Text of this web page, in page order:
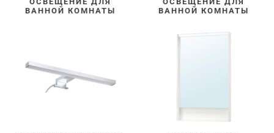
ВАННОЙ КОМНАТЫ
ВАННОЙ КОМНАТЫ